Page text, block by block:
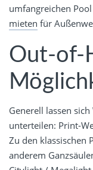
umfangreichen
mieten für
Out-of-
Generell lassen
unterteilen: Print-
Zu den klassischen
anderem